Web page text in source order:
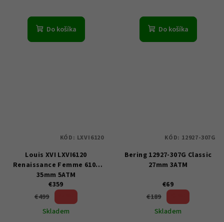
Do košíka Do košíka
Louis XVI LXVI6120
Renaissance Femme 6100
35mm 5ATM
€359
€499
Skladem
KÓD: LXVI6120
Bering 12927-307G Classic
27mm 3ATM
€69
€189
Skladem
KÓD: 12927-307G